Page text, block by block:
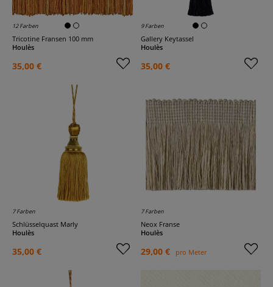
12 Farben
Tricotine Fransen 100 mm
Houlès
35,00 €
9 Farben
Gallery Keytassel
Houlès
35,00 €
7 Farben
Schlüsselquast Marly
Houlès
35,00 €
7 Farben
Neox Franse
Houlès
29,00 € pro Meter